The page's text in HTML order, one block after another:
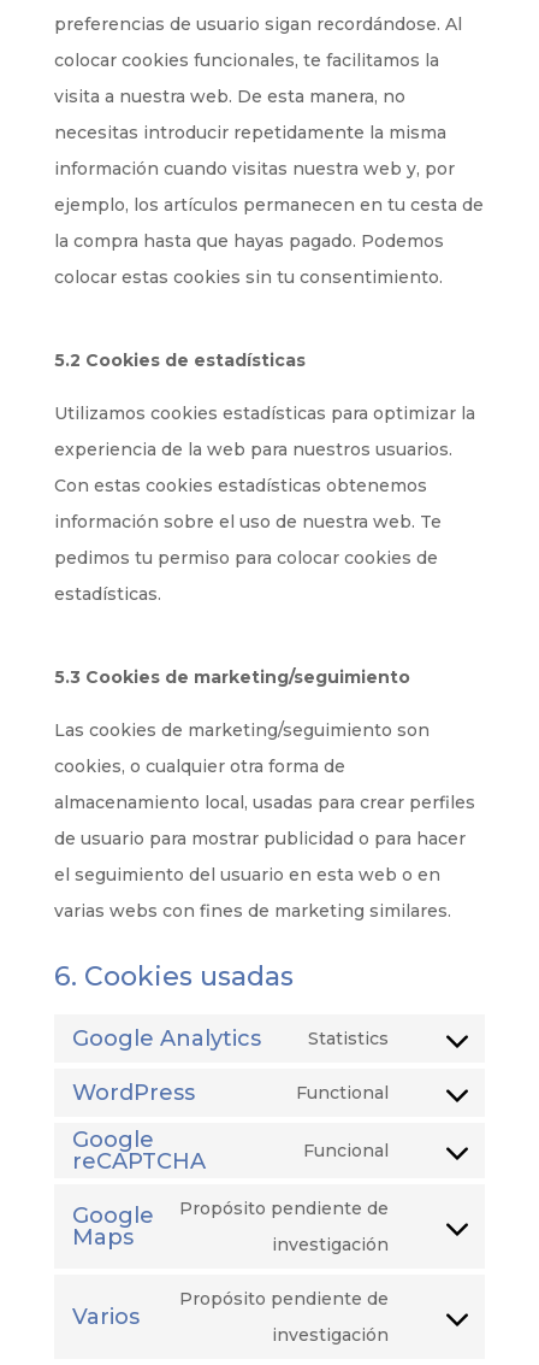
preferencias de usuario sigan recordándose. Al
colocar cookies funcionales, te facilitamos la
visita a nuestra web. De esta manera, no
necesitas introducir repetidamente la misma
información cuando visitas nuestra web y, por
ejemplo, los artículos permanecen en tu cesta de
la compra hasta que hayas pagado. Podemos
colocar estas cookies sin tu consentimiento.
5.2 Cookies de estadísticas
Utilizamos cookies estadísticas para optimizar la
experiencia de la web para nuestros usuarios.
Con estas cookies estadísticas obtenemos
información sobre el uso de nuestra web. Te
pedimos tu permiso para colocar cookies de
estadísticas.
5.3 Cookies de marketing/seguimiento
Las cookies de marketing/seguimiento son
cookies, o cualquier otra forma de
almacenamiento local, usadas para crear perfiles
de usuario para mostrar publicidad o para hacer
el seguimiento del usuario en esta web o en
varias webs con fines de marketing similares.
6. Cookies usadas
Google Analytics Statistics
Consent
google-
WordPress Functional
Consent
wordpress
Google
reCAPTCHA
Funcional
Consent
service
recaptcha
Google
Maps
Propósito pendiente de
investigación
Consent
service
Varios
Propósito pendiente de
investigación
Consent